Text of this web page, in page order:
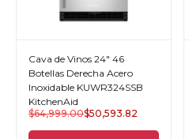
Cava de Vinos 24" 46
Botellas Derecha Acero
Inoxidable KUWR324SSB
KitchenAid
$64,999.00$50,593.82